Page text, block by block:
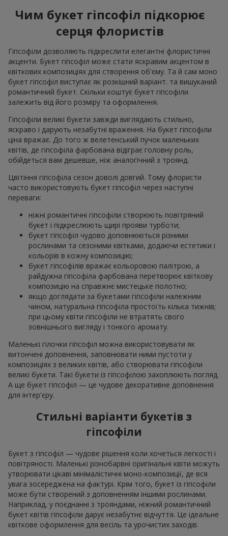
Чим букет гіпсофіл підкорює
серця флористів
Гіпсофіли дозволяють підкреслити елегантні флористичні
акценти. Букет гіпсофіл може стати яскравим акцентом в
квіткових композиціях для створення об'єму. Та й сам моно
букет гіпсофіл виступає як розкішний варіант. та вишуканий
романтичний букет. Скільки коштує букет гіпсофіли
залежить від його розміру та оформлення.
Гіпсофіли великі букети завжди виглядають стильно,
яскраво і дарують незабутні враження. На букет гіпсофіли
ціна вражає. До того ж велетенський пучок маленьких
квітів, де гіпсофіла фарбована відіграє головну роль,
обійдеться вам дешевше, ніж аналогічний з троянд.
Цвітіння гіпсофіла сезон доволі довгий. Тому флористи
часто використовують букет гіпсофіл через наступні
переваги:
ніжні романтичні гіпсофіли створюють повітряний
букет і підкреслюють щирі прояви турботи;
букет гіпсофіл чудово доповнюються різними
рослинами та сезоними квітками, додаючи естетики і
кольорів в кожну композицію;
букет гіпсофілів вражає кольоровою палітрою, а
райдужна гіпсофіла фарбована перетворює квіткову
композицію на справжнє мистецьке полотно;
якщо доглядати за букетами гіпсофіли належним
чином, натуральна гіпсофіла простоїть кілька тижнів;
при цьому квіти гіпсофіли не втратять свого
зовнішнього вигляду і тонкого аромату.
Маленькі гілочки гіпсофіл можна використовувати як
витончені доповнення, заповнювати ними пустоти у
композиціях з великих квітів, або створювати гіпсофіли
великі букети. Такі букети із гіпсофілою захоплюють погляд.
А ще букет гіпсофіл — це чудове декоративне доповнення
для інтер'єру.
Стильні варіанти букетів з
гіпсофіли
Букет з гіпсофіл — чудове рішення коли хочеться легкості і
повітряності. Маленькі різнобарвні оригінальні квіти можуть
утворювати цікаві мінімалістичні моно-композиції, де вся
увага зосереджена на фактурі. Крім того, букет із гіпсофіли
може бути створений з доповненням іншими рослинами.
Наприклад, у поєднанні з трояндами, ніжний романтичний
букет квітів гіпсофіли дарує незабутнє відчуття. Це ідеальне
квіткове оформлення для весіль та урочистих заходів.